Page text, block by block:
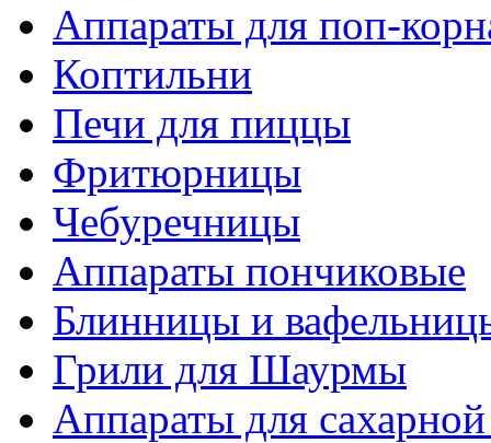
Аппараты для поп-
Коптильни
Печи для пиццы
Фритюрницы
Чебуречницы
Аппараты пончиковые
Блинницы и
Грили для Шаурмы
Аппараты для